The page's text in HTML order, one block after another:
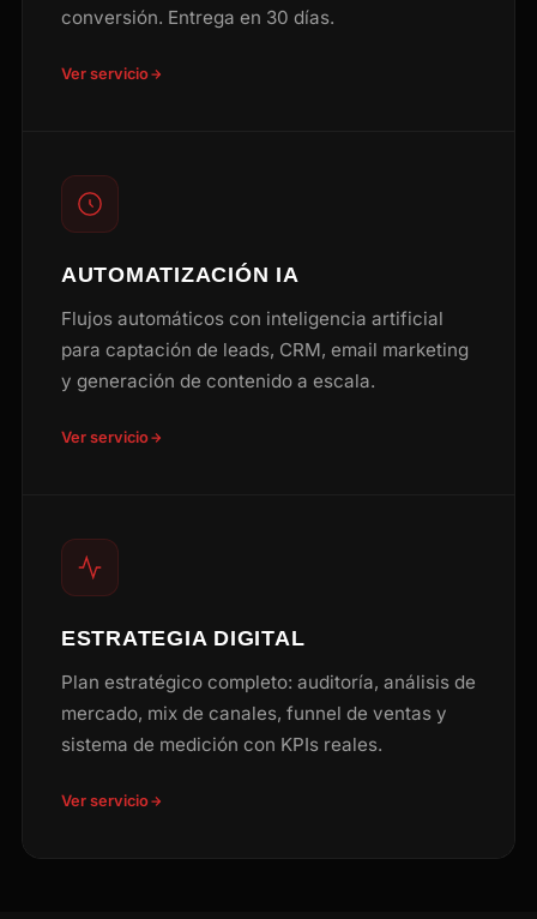
conversión. Entrega en 30 días.
Ver servicio
AUTOMATIZACIÓN IA
Flujos automáticos con inteligencia artificial
para captación de leads, CRM, email marketing
y generación de contenido a escala.
Ver servicio
ESTRATEGIA DIGITAL
Plan estratégico completo: auditoría, análisis de
mercado, mix de canales, funnel de ventas y
sistema de medición con KPIs reales.
Ver servicio